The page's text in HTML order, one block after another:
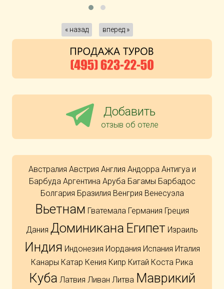
« назад вперед »
Добавить
отзыв об отеле
Австралия Австрия Англия Андорра Антигуа и
Барбуда Аргентина Аруба Багамы Барбадос
Болгария Бразилия Венгрия Венесуэла
Вьетнам Гватемала Германия Греция
Дания Доминикана Египет Израиль
Индия Индонезия Иордания Испания Италия
Канары Катар Кения Кипр Китай Коста Рика
Куба Латвия Ливан Литва Маврикий